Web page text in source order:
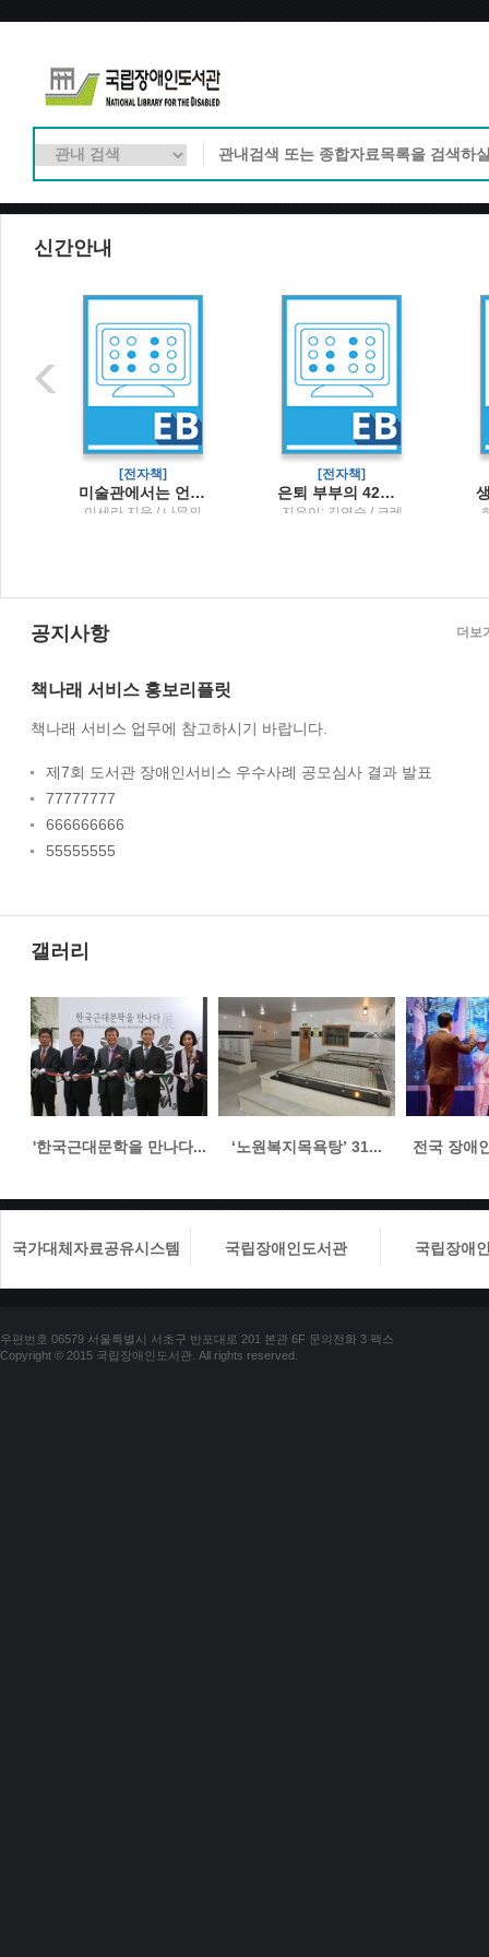
신간안내
[전자책]
미술관에서는 언제나 맨 얼굴이 된다새하얀 밤을 견디게 해준 내 생의 그림, 화가, 그리고 예술에 관하여
이세라 지음 / 나무의
[전자책]
은퇴 부부의 42일 자유여행
지은이: 김연순 / 크레
공지사항
책나래 서비스 홍보리플릿
책나래 서비스 업무에 참고하시기 바랍니다.
제7회 도서관 장애인서비스 우수사례 공모심사 결과 발표
77777777
666666666
55555555
더보
갤러리
'한국근대문학을 만나다... ‘노원복지목욕탕’ 31... 전국 장애
국가대체자료공유시스템 국립장애인도서관 국립장애
우편번호 06579 서울특별시 서초구 반포대로 201 본관 6F 문의전화 3 팩스
Copyright © 2015 국립장애인도서관. All rights reserved.